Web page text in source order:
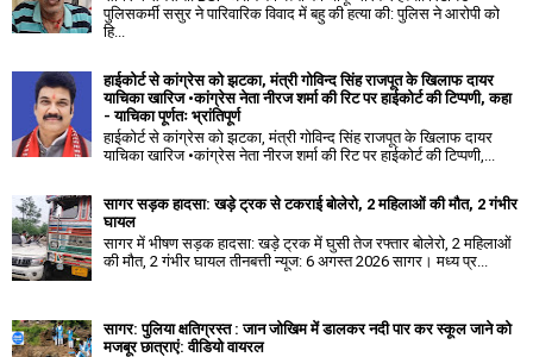
पुलिसकर्मी ससुर ने पारिवारिक विवाद में बहु की हत्या की: पुलिस ने आरोपी को
हि...
हाईकोर्ट से कांग्रेस को झटका, मंत्री गोविन्द सिंह राजपूत के खिलाफ दायर
याचिका खारिज •कांग्रेस नेता नीरज शर्मा की रिट पर हाईकोर्ट की टिप्पणी, कहा
- याचिका पूर्णतः भ्रांतिपूर्ण
हाईकोर्ट से कांग्रेस को झटका, मंत्री गोविन्द सिंह राजपूत के खिलाफ दायर
याचिका खारिज •कांग्रेस नेता नीरज शर्मा की रिट पर हाईकोर्ट की टिप्पणी,...
सागर सड़क हादसा: खड़े ट्रक से टकराई बोलेरो, 2 महिलाओं की मौत, 2 गंभीर
घायल
सागर में भीषण सड़क हादसा: खड़े ट्रक में घुसी तेज रफ्तार बोलेरो, 2 महिलाओं
की मौत, 2 गंभीर घायल तीनबत्ती न्यूज: 6 अगस्त 2026 सागर। मध्य प्र...
सागर: पुलिया क्षतिग्रस्त : जान जोखिम में डालकर नदी पार कर स्कूल जाने को
मजबूर छात्राएं: वीडियो वायरल